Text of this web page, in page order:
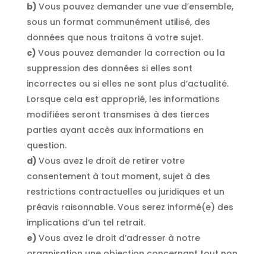
Vous pouvez demander une vue d’ensemble,
sous un format communément utilisé, des
données que nous traitons à votre sujet.
Vous pouvez demander la correction ou la
suppression des données si elles sont
incorrectes ou si elles ne sont plus d’actualité.
Lorsque cela est approprié, les informations
modifiées seront transmises à des tierces
parties ayant accès aux informations en
question.
Vous avez le droit de retirer votre
consentement à tout moment, sujet à des
restrictions contractuelles ou juridiques et un
préavis raisonnable. Vous serez informé(e) des
implications d’un tel retrait.
Vous avez le droit d’adresser à notre